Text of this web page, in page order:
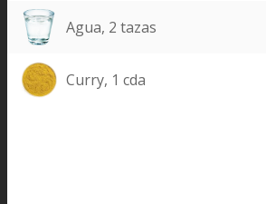
Agua, 2 tazas
Curry, 1 cda